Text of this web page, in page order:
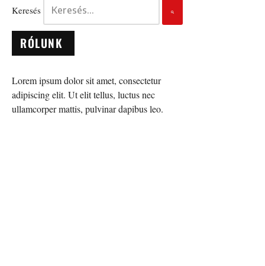
Keresés
RÓLUNK
Lorem ipsum dolor sit amet, consectetur
adipiscing elit. Ut elit tellus, luctus nec
ullamcorper mattis, pulvinar dapibus leo.